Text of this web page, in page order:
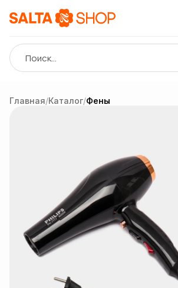
Главная/Каталог/Фены